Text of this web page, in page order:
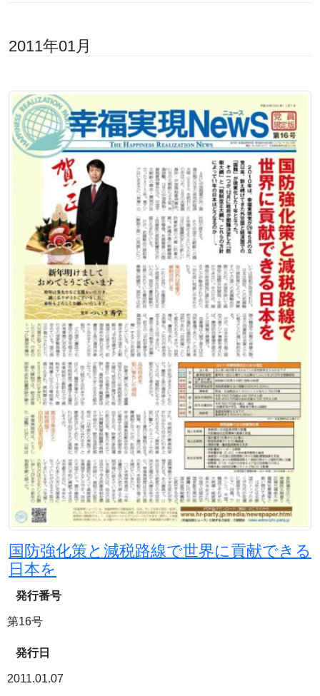
2011年01月
国防強化策と減税路線で世界に貢献できる
日本を
発行番号
第16号
発行日
2011.01.07